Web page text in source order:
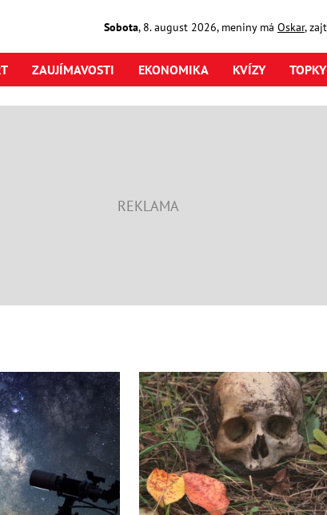
Sobota, 8. august2026, meniny má Oskar,
ZAUJÍMAVOSTI EKONOMIKA KVÍZY